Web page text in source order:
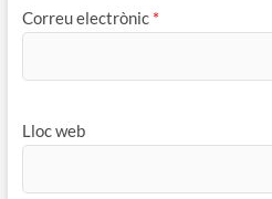
Correu electrònic *
Lloc web